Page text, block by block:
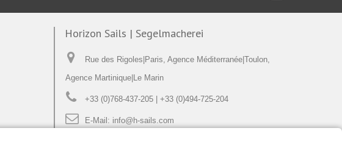
Horizon Sails | Segelmacherei
Rue des Rigoles|Paris, Agence Méditerranée|Toulon,
Agence Martinique|Le Marin
+33 (0)768-437-205 | +33 (0)494-725-204
E-Mail: info@h-sails.com